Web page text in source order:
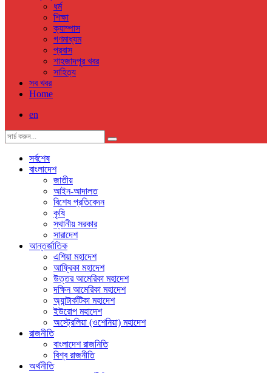
ধর্ম
শিক্ষা
ক্যাম্পাস
গণমাধ্যম
প্রবাস
শাহজাদপুর খবর
সাহিত্য
সব খবর
Home
en
সর্বশেষ
বাংলাদেশ
জাতীয়
আইন-আদালত
বিশেষ প্রতিবেদন
কৃষি
স্থানীয় সরকার
সারাদেশ
আন্তর্জাতিক
এশিয়া মহাদেশ
আফ্রিকা মহাদেশ
উত্তর আমেরিকা মহাদেশ
দক্ষিন আমেরিকা মহাদেশ
অ্যান্টার্কটিকা মহাদেশ
ইউরোপ মহাদেশ
অস্ট্রেলিয়া (ওশেনিয়া) মহাদেশ
রাজনীতি
বাংলাদেশ রাজনিতি
বিশ্ব রাজনীতি
অর্থনীতি